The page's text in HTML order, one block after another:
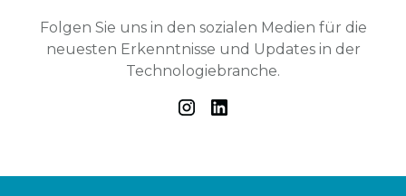
Folgen Sie uns in den sozialen Medien für die
neuesten Erkenntnisse und Updates in der
Technologiebranche.